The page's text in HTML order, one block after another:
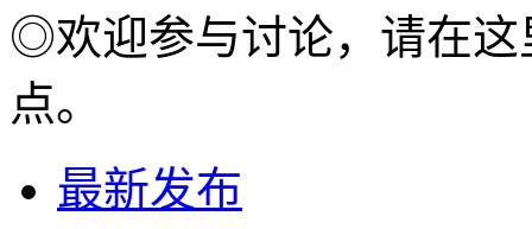
◎欢迎参与讨论，请在这
点。
最新发布